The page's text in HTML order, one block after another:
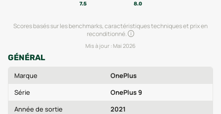
8.0
7.5
Scores basés sur les benchmarks, caractéristiques techniques et prix en
reconditionné.
Mis à jour : Mai 2026
GÉNÉRAL
Marque
OnePlus
Série
OnePlus 9
Année de sortie
2021